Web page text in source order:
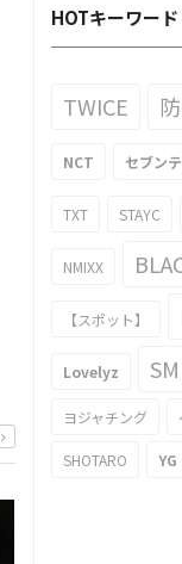
HOTキーワード
TWICE
NCT セブン
TXT STAYC
NMIXX
【スポット】
Lovelyz SM
ヨジャチング
SHOTARO YG